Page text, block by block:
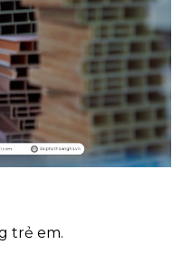
trẻ em.